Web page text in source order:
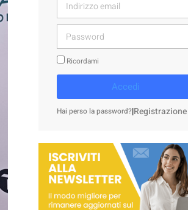
Ricordami
Accedi
Hai perso la password?|Registrazione